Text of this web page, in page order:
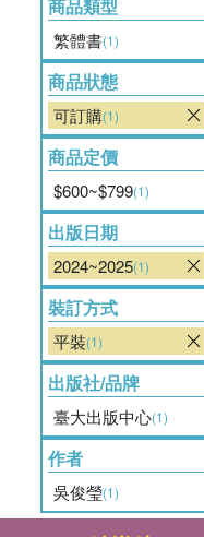
商品類型
繁體書(1)
商品狀態
可訂購(1)
商品定價
$600~$799(1)
出版日期
2024~2025(1)
裝訂方式
平裝(1)
出版社/品牌
臺大出版中心(1)
作者
吳俊瑩(1)